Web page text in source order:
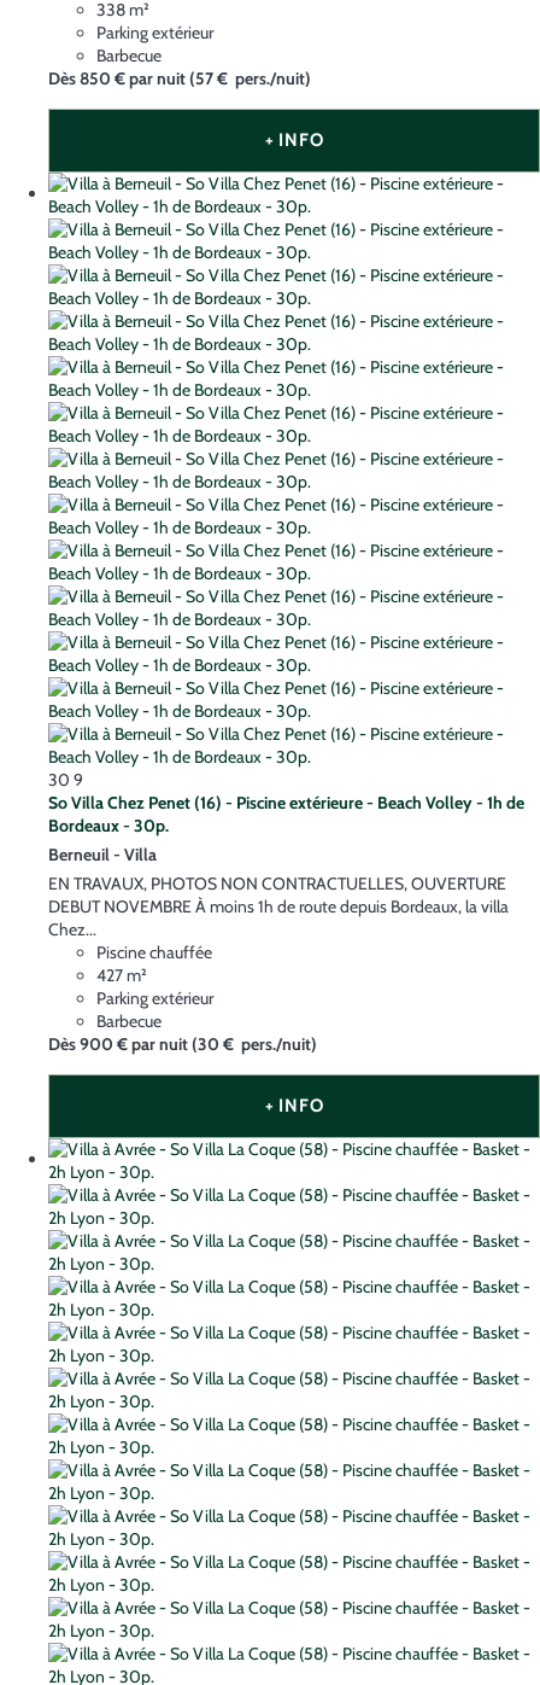
338 m²
Parking extérieur
Barbecue
Dès850 €par nuit(57 € pers./nuit)
+ INFO
30 9
So Villa Chez Penet (16) - Piscine extérieure - Beach Volley - 1h de
Bordeaux - 30p.
Berneuil - Villa
EN TRAVAUX, PHOTOS NON CONTRACTUELLES, OUVERTURE
DEBUT NOVEMBRE À moins 1h de route depuis Bordeaux, la villa
Chez...
Piscine chauffée
427 m²
Parking extérieur
Barbecue
Dès900 €par nuit(30 € pers./nuit)
+ INFO